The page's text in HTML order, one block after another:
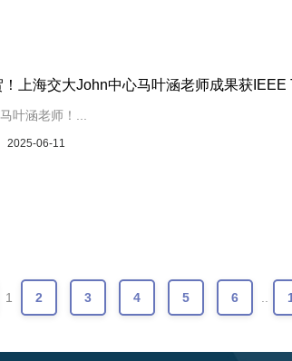
！上海交大John中心马叶涵老师成果获IEEE
叶涵老师！...
2025-06-11
1 2 3 4 5 6 ..